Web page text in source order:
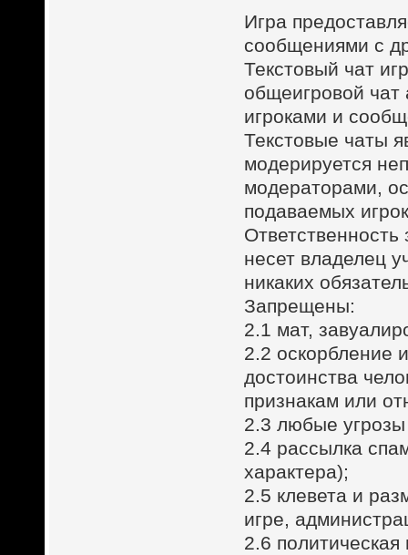
Игра
сообщениями с
Текстовый чат
общеигровой
игроками и
Текстовые чаты
модерируется
модераторами,
подаваемых
несет владелец
никаких
Запрещены:
2.1 мат,
2.2 оскорбление
достоинства
признакам или
2.3 любые
2.4 рассылка
характера);
2.5 клевета и
игре,
2.6